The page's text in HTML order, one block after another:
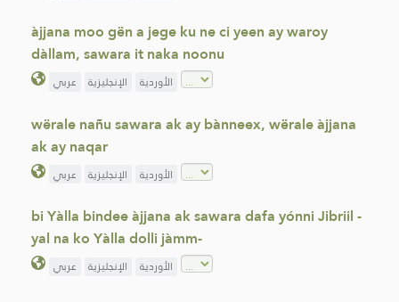
àjjana moo gën a jege ku ne ci yeen ay waroy
dàllam, sawara it naka noonu
عربي الإنجليزية الأوردية
wërale nañu sawara ak ay bànneex, wërale àjjana
ak ay naqar
عربي الإنجليزية الأوردية
bi Yàlla bindee àjjana ak sawara dafa yónni Jibriil -
yal na ko Yàlla dolli jàmm-
عربي الإنجليزية الأوردية